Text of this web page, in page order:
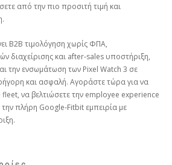
από την πιο προσιτή τιμή και
B2B τιμολόγηση χωρίς ΦΠΑ,
διαχείρισης και after‑sales υποστήριξη,
την ενσωμάτωση των Pixel Watch 3 σε
και ασφαλή. Αγοράστε τώρα για να
να βελτιώσετε την employee experience
πλήρη Google‑Fitbit εμπειρία με